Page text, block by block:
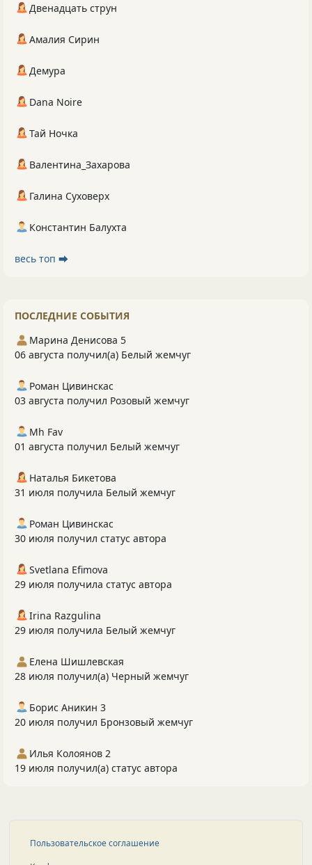
Двенадцать струн
Амалия Сирин
Демура
Dana Noire
Тай Ночка
Валентина_Захарова
Галина Суховерх
Константин Балухта
весь топ ⮕
ПОСЛЕДНИЕ СОБЫТИЯ
Марина Денисова 5
06 августа получил(а) Белый жемчуг
Роман Цивинскас
03 августа получил Розовый жемчуг
Mh Fav
01 августа получил Белый жемчуг
Наталья Бикетова
31 июля получила Белый жемчуг
Роман Цивинскас
30 июля получил статус автора
Svetlana Efimova
29 июля получила статус автора
Irina Razgulina
29 июля получила Белый жемчуг
Елена Шишлевская
28 июля получил(а) Черный жемчуг
Борис Аникин 3
20 июля получил Бронзовый жемчуг
Илья Колоянов 2
19 июля получил(а) статус автора
Пользовательское соглашение